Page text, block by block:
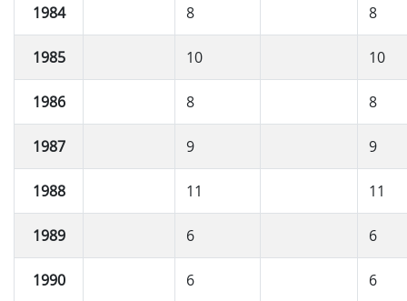
1984 8 8
1985 10 10
1986 8 8
1987 9 9
1988 11 11
1989 6 6
1990 6 6